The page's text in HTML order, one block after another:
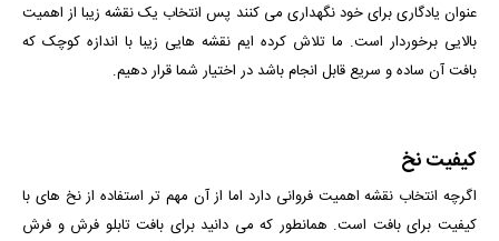
عنوان یادگاری برای خود نگهداری می کنند پس انتخاب یک نقشه زیبا از اهمیت
بالایی برخوردار است. ما تلاش کرده ایم نقشه هایی زیبا با اندازه کوچک که
بافت آن ساده و سریع قابل انجام باشد در اختیار شما قراردهیم.
کیفیت نخ
اگرچه انتخاب نقشه اهمیت فروانی دارد اما از آن مهم تر استفاده از نخ های با
کیفیت برای بافت است. همانطور که می دانید برای بافت تابلو فرش و فرش